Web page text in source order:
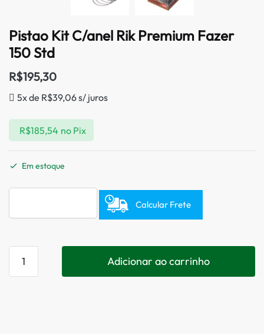
Pistao Kit C/anel Rik Premium Fazer
150 Std
R$195,30
5x de R$39,06s/ juros
R$185,54 no Pix
Em estoque
Calcular Frete
Adicionar ao carrinho